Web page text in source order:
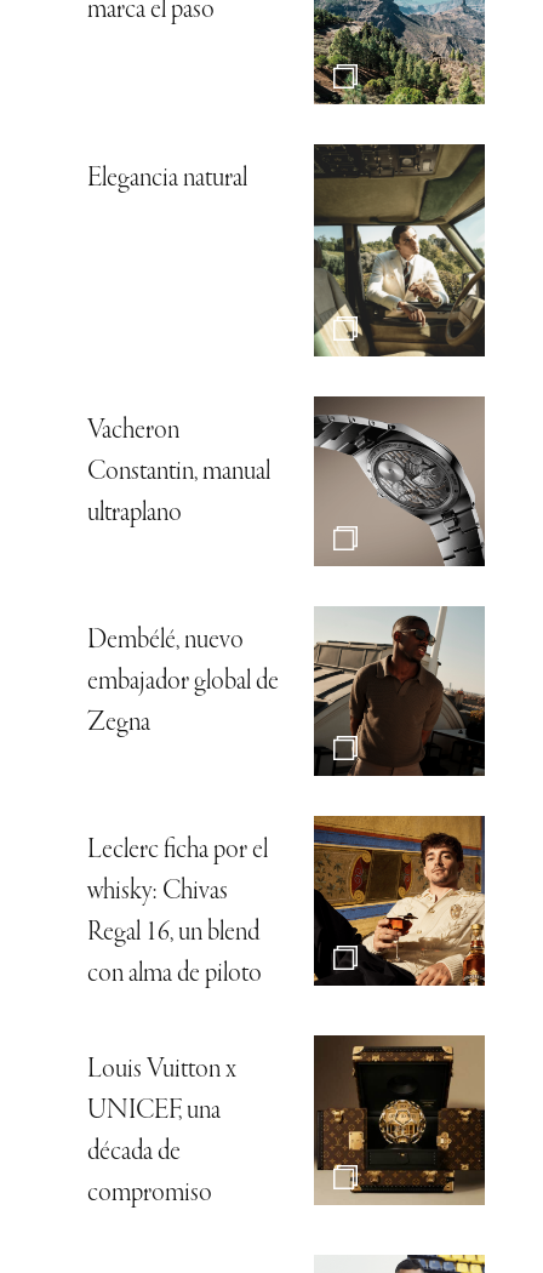
marca el paso
Elegancia natural
Vacheron
Constantin, manual
ultraplano
Dembélé, nuevo
embajador global de
Zegna
Leclerc ficha por el
whisky: Chivas
Regal 16, un blend
con alma de piloto
Louis Vuitton x
UNICEF, una
década de
compromiso